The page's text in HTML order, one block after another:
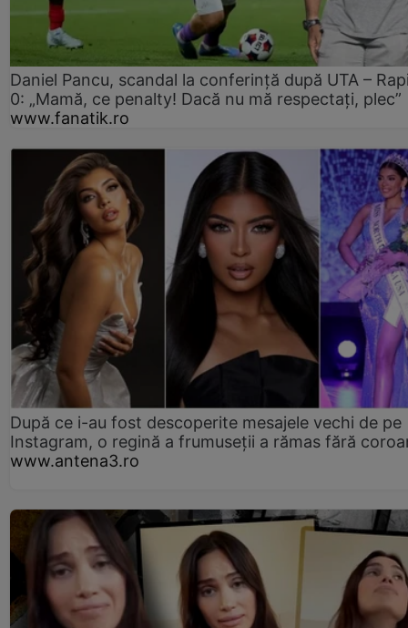
Daniel Pancu, scandal la conferință după UTA –
0: „Mamă, ce penalty! Dacă nu mă respectați, plec”
www.fanatik.ro
După ce i-au fost descoperite mesajele vechi de pe
Instagram, o regină a frumuseții a rămas fără
www.antena3.ro